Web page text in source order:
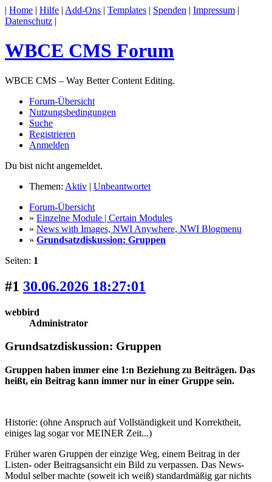
| Home | Hilfe | Add-Ons | Templates | Spenden | Impressum |
Datenschutz |
WBCE CMS Forum
WBCE CMS – Way Better Content Editing.
Forum-Übersicht
Nutzungsbedingungen
Suche
Registrieren
Anmelden
Du bist nicht angemeldet.
Themen: Aktiv | Unbeantwortet
Forum-Übersicht
» Einzelne Module | Certain Modules
» News with Images, NWI Anywhere, NWI Blogmenu
» Grundsatzdiskussion: Gruppen
Seiten: 1
#1 30.06.2026 18:27:01
webbird
Administrator
Grundsatzdiskussion: Gruppen
Gruppen haben immer eine 1:n Beziehung zu Beiträgen. Das
heißt, ein Beitrag kann immer nur in einer Gruppe sein.
Historie: (ohne Anspruch auf Vollständigkeit und Korrektheit,
einiges lag sogar vor MEINER Zeit...)
Früher waren Gruppen der einzige Weg, einem Beitrag in der
Listen- oder Beitragsansicht ein Bild zu verpassen. Das News-
Modul selber machte (soweit ich weiß) standardmäßig gar nichts